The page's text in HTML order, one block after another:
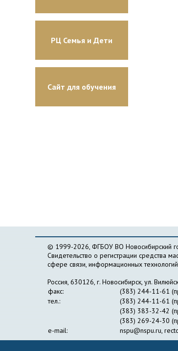
РЦ Семья и Дети
Сайт для обучения
© 1999-2026, ФГБОУ ВО Новосибирский
Свидетельство о регистрации
сфере связи, информационных
Россия, 630126, г. Новосибирск, ул.
факс:
(383) 244-11-61
тел.:
(383) 244-11-61
(383) 383-32-42
(383) 269-24-30
e-mail:
nspu@nspu.ru,